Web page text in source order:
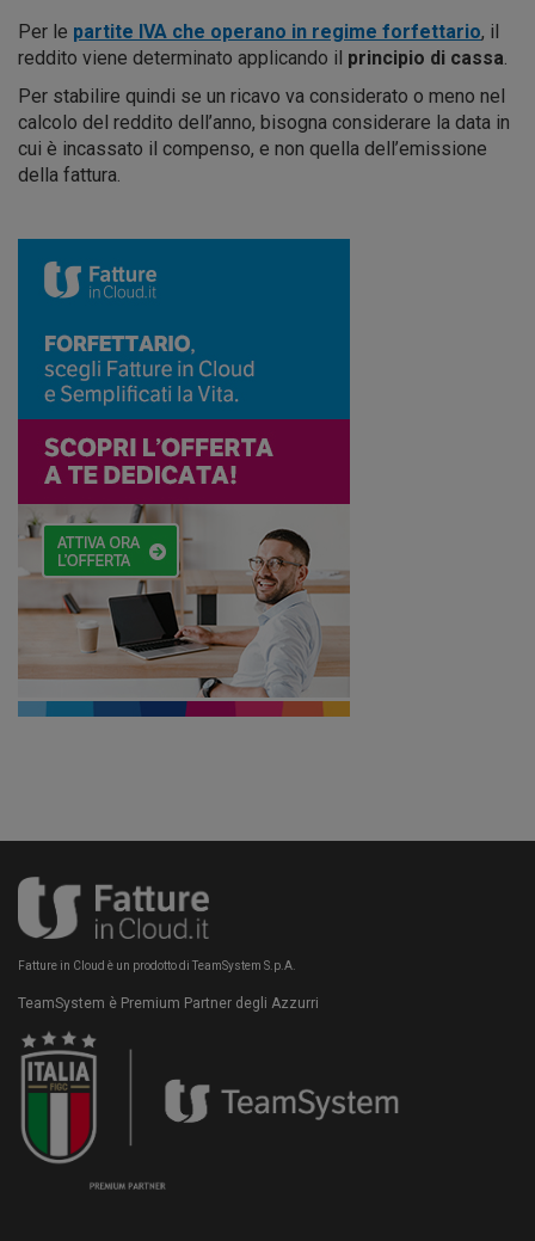
Per le partite IVA che operano in regime forfettario, il
reddito viene determinato applicando il principio di cassa.
Per stabilire quindi se un ricavo va considerato o meno nel
calcolo del reddito dell’anno, bisogna considerare la data in
cui è incassato il compenso, e non quella dell’emissione
della fattura.
Fatture in Cloud è un prodotto di TeamSystem S.p.A.
TeamSystem è Premium Partner degli Azzurri